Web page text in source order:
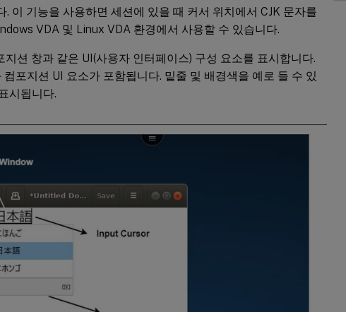
이 기능을 사용하면 세션에 있을 때 커서 위치에서 CJK 문자를
VDA 및 Linux VDA 환경에서 사용할 수 있습니다.
션 창과 같은 UI(사용자 인터페이스) 구성 요소를 표시합니다.
포지션 UI 요소가 포함됩니다. 밑줄 및 배경색을 예로 들 수 있
시됩니다.